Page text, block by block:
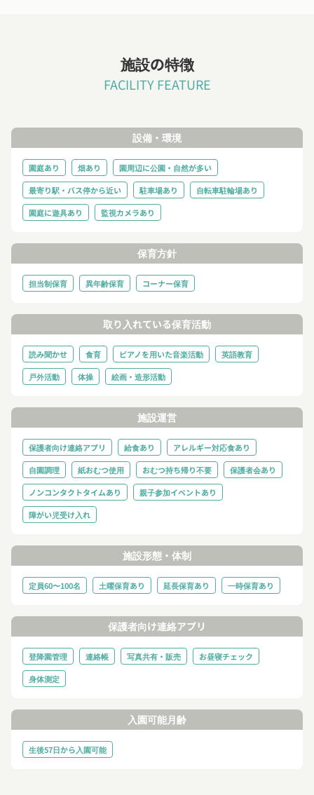
施設の特徴
FACILITY FEATURE
設備・環境
園庭あり 畑あり
園周辺に公園・自然が多い
最寄り駅・バス停から近い
駐車場あり
自転車駐輪場あり
園庭に遊具あり
監視カメラあり
保育方針
担当制保育 異年齢保育 コーナー保育
取り入れている保育活動
読み聞かせ 食育 ピアノを用いた音楽活動
英語教育
戸外活動
体操 絵画・造形活動
施設運営
保護者向け連絡アプリ 給食あり
アレルギー対応食あり
自園調理
紙おむつ使用 おむつ持ち帰り不要
保護者会あり
ノンコンタクトタイムあり
親子参加イベントあり
障がい児受け入れ
施設形態・体制
定員60〜100名 土曜保育あり 延長保育あり 一時保育あり
保護者向け連絡アプリ
登降園管理 連絡帳 写真共有・販売
お昼寝チェック
身体測定
入園可能月齢
生後57日から入園可能